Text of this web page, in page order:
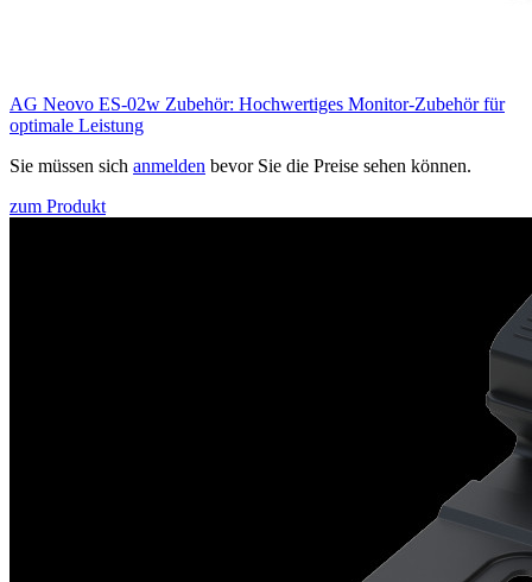
AG Neovo ES-02w Zubehör: Hochwertiges Monitor-Zubehör für
optimale Leistung
Sie müssen sich anmelden bevor Sie die Preise sehen können.
zum Produkt